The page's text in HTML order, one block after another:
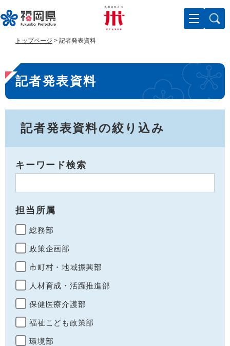
ー
ジ
で
す
ニ
ュ
ば
し
トップページ > 記者発表資料
本
文
記者発表資料
記者発表資料の絞り込み
キーワード検索
担当所属
総務部
政策企画部
市町村・地域振興部
人材育成・活躍推進部
保健医療介護部
福祉こども政策部
環境部